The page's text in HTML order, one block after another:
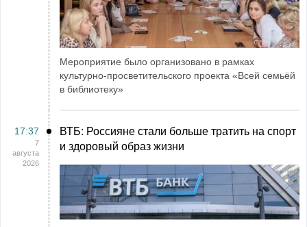
Мероприятие было организовано в рамках
культурно-просветительского проекта «Всей семьёй
в библиотеку»
17:37
7
августа
2026
ВТБ: Россияне стали больше тратить на спорт
и здоровый образ жизни